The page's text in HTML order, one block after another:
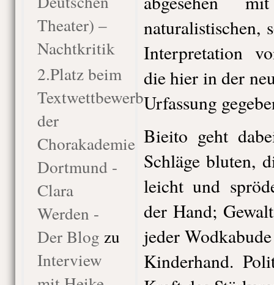
Theater) –
Nachtkritik
2.Platz beim
Textwettbewerb
der
Chorakademie
Dortmund -
Clara
Werden -
Der Blog zu
Interview
naturalistischen,
Interpretation
die hier in der
Urfassung
Bieito geht
Schläge bluten,
leicht und
der Hand;
jeder
Kinderhand.